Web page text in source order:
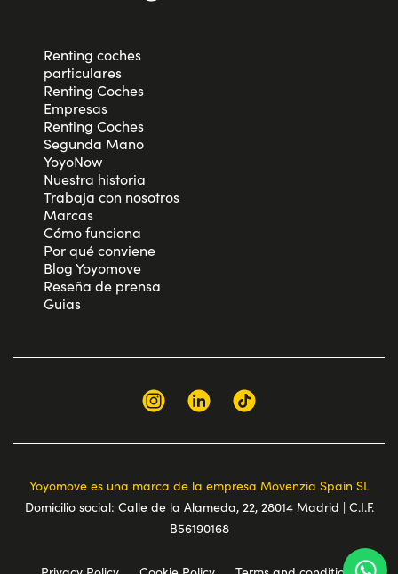
Renting coches
particulares
Renting Coches
Empresas
Renting Coches
Segunda Mano
YoyoNow
Nuestra historia
Trabaja con nosotros
Marcas
Cómo funciona
Por qué conviene
Blog Yoyomove
Reseña de prensa
Guias
Yoyomove es una marca de la empresa Movenzia Spain SL
Domicilio social: Calle de la Alameda, 22, 28014 Madrid | C.I.F.
B56190168